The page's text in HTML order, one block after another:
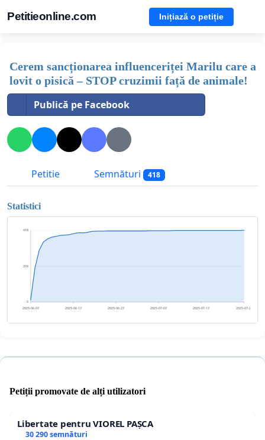
Petitieonline.com Inițiază o petiție
Cerem sancționarea influenceriței Marilu care a
lovit o pisică – STOP cruzimii față de animale!
Publică pe Facebook
Petitie Semnături 418
Statistici
0
209
418
2025-06-03 2025-06-13 2025-06-23 2025-07-03 2025-07-13 2025-07-23
Petiții promovate de alți utilizatori
Libertate pentru VIOREL PAȘCA
30 290 semnături